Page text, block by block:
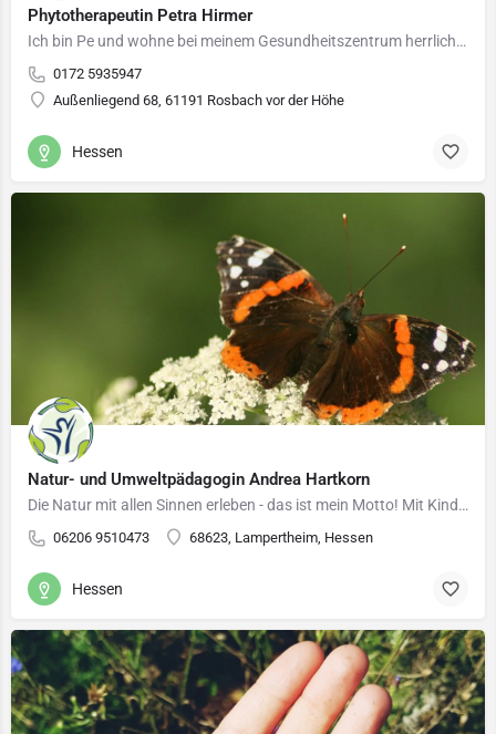
Phytotherapeutin Petra Hirmer
Ich bin Pe und wohne bei meinem Gesundheitszentrum herrlich mitten in der Natur in Rosbach vor der Höhe auf…
0172 5935947
Außenliegend 68, 61191 Rosbach vor der Höhe
Hessen
Natur- und Umweltpädagogin Andrea Hartkorn
Die Natur mit allen Sinnen erleben - das ist mein Motto! Mit Kindern und Erwachsenen führe ich im…
06206 9510473 68623, Lampertheim, Hessen
Hessen